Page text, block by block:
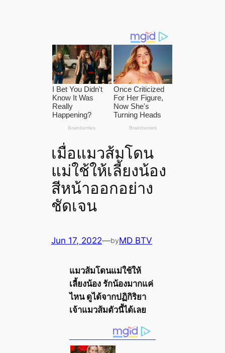
เมื่อแมวส้มโดน
แม่ใช้ให้เลี้ยงน้อง
สีหน้าออกอย่าง
ชัดเจน
Jun 17, 2022—byMD BTV
แมวส้มโดนแม่ใช้ให้
เลี้ยงน้อง รักน้องมากแค่
ไหน ดูได้จากปฏิกิริยา
เจ้าแมวส้มตัวนี้ได้เลย